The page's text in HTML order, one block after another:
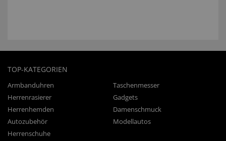
TOP-KATEGORIEN
Armbanduhren
Taschenmesser
Herrenrasierer
Gadgets
Herrenhemden
Damenschmuck
Autozubehör
Modellautos
Herrenschuhe